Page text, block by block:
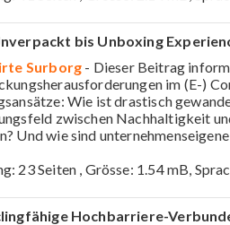
bis Unboxing
Surborg - Dieser Beitrag
im (E-)
Wie ist drastisch
zwischen Nachhaltigkeit
Und wie sind
23 Seiten , Grösse: 1.54 mB,
Hochbarriere-